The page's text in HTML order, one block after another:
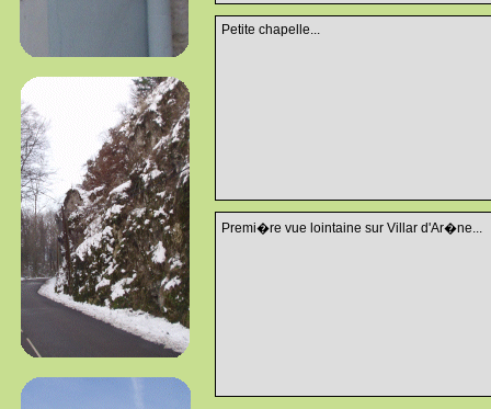
Petite chapelle...
Premi�re vue lointaine sur Villar d'Ar�ne...